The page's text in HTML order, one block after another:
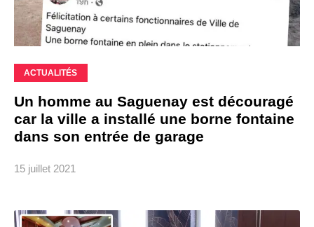
ACTUALITÉS
Un homme au Saguenay est découragé
car la ville a installé une borne fontaine
dans son entrée de garage
15 juillet 2021